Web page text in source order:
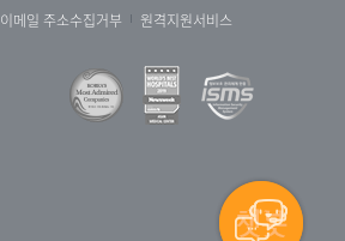
이메일 주소수집거부 원격지원서비스